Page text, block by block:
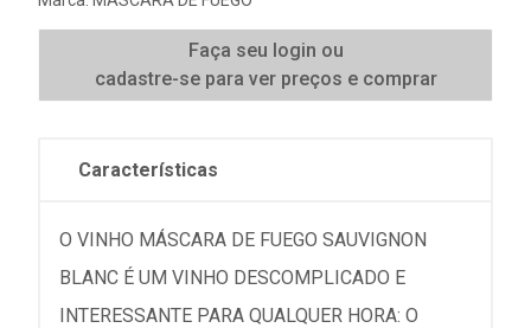
Faça seu login ou
cadastre-se para ver preços e comprar
Características
O VINHO MÁSCARA DE FUEGO SAUVIGNON
BLANC É UM VINHO DESCOMPLICADO E
INTERESSANTE PARA QUALQUER HORA: O